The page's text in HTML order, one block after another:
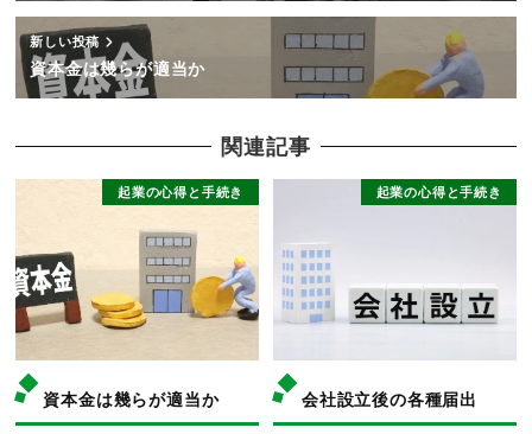
新しい投稿
資本金は幾らが適当か
関連記事
起業の心得と手続き
資本金は幾らが適当か
起業の心得と手続き
会社設立後の各種届出